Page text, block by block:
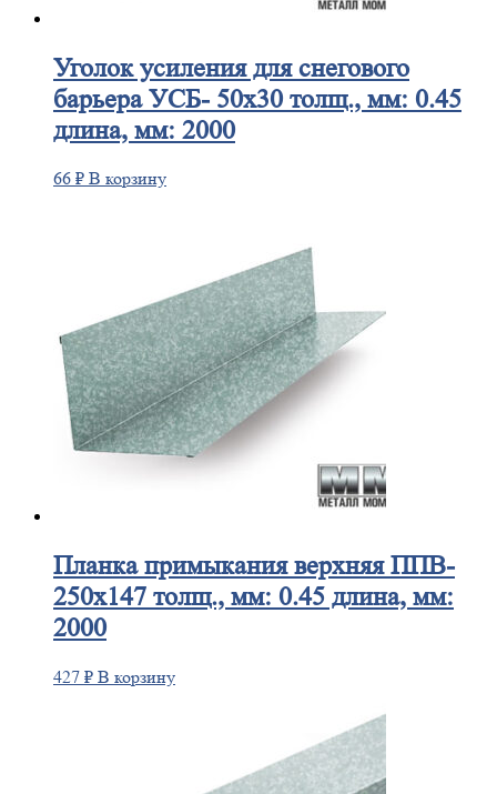
Уголокусиления для снегового
барьера УСБ- 50х30 толщ., мм: 0.45
длина, мм: 2000
66 ₽ В корзину
Планкапримыкания верхняя ППВ-
250х147 толщ., мм: 0.45 длина, мм:
2000
427 ₽ В корзину